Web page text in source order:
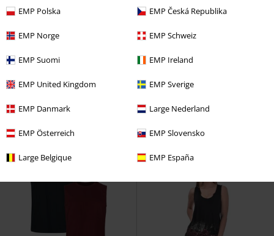
EMP Polska EMP Česká Republika
EMP Norge EMP Schweiz
EMP Suomi EMP Ireland
EMP United Kingdom EMP Sverige
EMP Danmark Large Nederland
EMP Österreich EMP Slovensko
Large Belgique EMP España
56% DTO
Exclusivo
PVPR
8,79 €
Basic RED by EMP
56% DTO
Exclusivo
PVPR
8,79 €
Top RED by EMP